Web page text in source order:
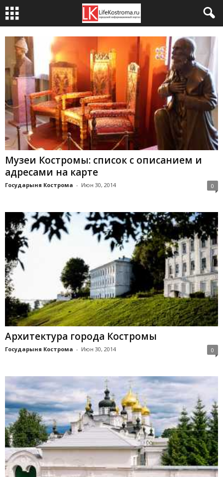
Музеи Костромы: список с описанием и
адресами на карте
Государыня Кострома - Июн 30, 2014 0
Архитектура города Костромы
Государыня Кострома - Июн 30, 2014 0